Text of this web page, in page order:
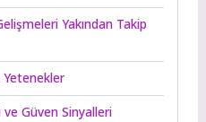
Yakından Takip
Güven Sinyalleri